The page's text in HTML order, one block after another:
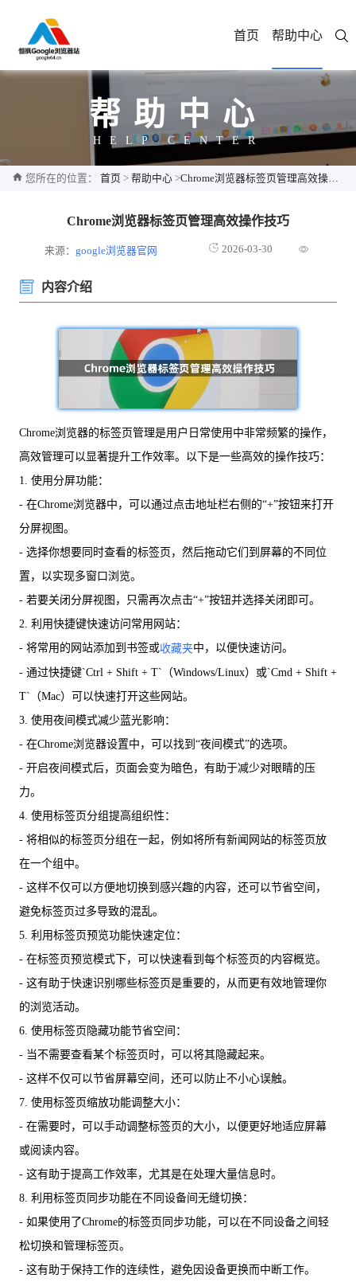
首页 帮助中心
帮助中心
HELP CENTER
您所在的位置： 首页 > 帮助中心 >Chrome浏览器标签页管理高效操作技巧
Chrome浏览器标签页管理高效操作技巧
来源：google浏览器官网 2026-03-30
内容介绍
Chrome浏览器的标签页管理是用户日常使用中非常频繁的操作，
高效管理可以显著提升工作效率。以下是一些高效的操作技巧：
1. 使用分屏功能：
- 在Chrome浏览器中，可以通过点击地址栏右侧的“+”按钮来打开
分屏视图。
- 选择你想要同时查看的标签页，然后拖动它们到屏幕的不同位
置，以实现多窗口浏览。
- 若要关闭分屏视图，只需再次点击“+”按钮并选择关闭即可。
2. 利用快捷键快速访问常用网站：
- 将常用的网站添加到书签或收藏夹中，以便快速访问。
- 通过快捷键`Ctrl + Shift + T`（Windows/Linux）或`Cmd + Shift +
T`（Mac）可以快速打开这些网站。
3. 使用夜间模式减少蓝光影响：
- 在Chrome浏览器设置中，可以找到“夜间模式”的选项。
- 开启夜间模式后，页面会变为暗色，有助于减少对眼睛的压
力。
4. 使用标签页分组提高组织性：
- 将相似的标签页分组在一起，例如将所有新闻网站的标签页放
在一个组中。
- 这样不仅可以方便地切换到感兴趣的内容，还可以节省空间，
避免标签页过多导致的混乱。
5. 利用标签页预览功能快速定位：
- 在标签页预览模式下，可以快速看到每个标签页的内容概览。
- 这有助于快速识别哪些标签页是重要的，从而更有效地管理你
的浏览活动。
6. 使用标签页隐藏功能节省空间：
- 当不需要查看某个标签页时，可以将其隐藏起来。
- 这样不仅可以节省屏幕空间，还可以防止不小心误触。
7. 使用标签页缩放功能调整大小：
- 在需要时，可以手动调整标签页的大小，以便更好地适应屏幕
或阅读内容。
- 这有助于提高工作效率，尤其是在处理大量信息时。
8. 利用标签页同步功能在不同设备间无缝切换：
- 如果使用了Chrome的标签页同步功能，可以在不同设备之间轻
松切换和管理标签页。
- 这有助于保持工作的连续性，避免因设备更换而中断工作。